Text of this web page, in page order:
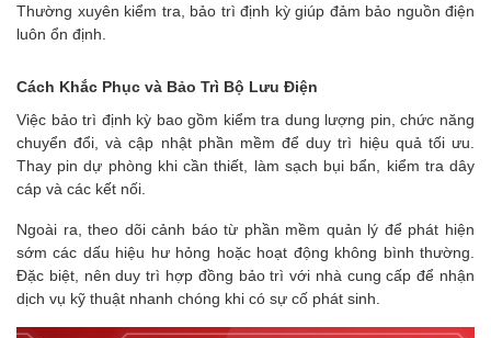
Thường xuyên kiểm tra, bảo trì định kỳ giúp đảm bảo nguồn điện
luôn ổn định.
Cách Khắc Phục và Bảo Trì Bộ Lưu Điện
Việc bảo trì định kỳ bao gồm kiểm tra dung lượng pin, chức năng
chuyển đổi, và cập nhật phần mềm để duy trì hiệu quả tối ưu.
Thay pin dự phòng khi cần thiết, làm sạch bụi bẩn, kiểm tra dây
cáp và các kết nối.
Ngoài ra, theo dõi cảnh báo từ phần mềm quản lý để phát hiện
sớm các dấu hiệu hư hỏng hoặc hoạt động không bình thường.
Đặc biệt, nên duy trì hợp đồng bảo trì với nhà cung cấp để nhận
dịch vụ kỹ thuật nhanh chóng khi có sự cố phát sinh.